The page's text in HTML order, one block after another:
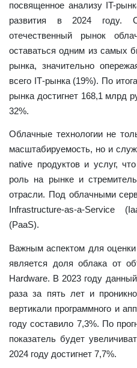
посвященное анализу IT-
развития в 2024 году.
отечественный рынок
оставаться одним из самых
рынка, значительно
всего ІТ-рынка (19%). По
рынка достигнет 168,1 млрд
32%.
Облачные технологии не
масштабируемость, но и
native продуктов и услуг,
роль на рынке и
отрасли. Под облачными
Infrastructure-as-a-Service
(PaaS).
Важным аспектом для
является доля облака от
Hardware. В 2023 году
раза за пять лет и
вертикали программного и
году составило 7,3%. По
показатель будет
2024 году достигнет 7,7%.